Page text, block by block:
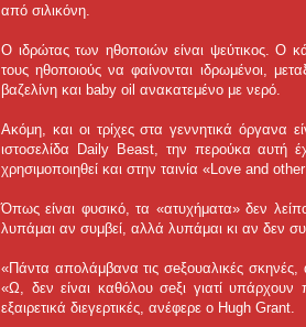
από σιλικόνη.
Ο ιδρώτας των ηθοποιών είναι ψεύτικος. Ο
τους ηθοποιούς να φαίνονται ιδρωμένοι,
βαζελίνη και baby oil ανακατεμένο με νερό.
Ακόμη, και οι τρίχες στα γεννητικά όργανα
ιστοσελίδα Daily Beast, την περούκα αυτή
χρησιμοποιηθεί και στην ταινία «Love and
Όπως είναι φυσικό, τα «ατυχήματα» δεν
λυπάμαι αν συμβεί, αλλά λυπάμαι κι αν δεν
«Πάντα απολάμβανα τις σeξουαλικές σκηνές,
«Ω, δεν είναι καθόλου σeξι γιατί υπάρχουν
εξαιρετικά διεγερτικές, ανέφερε ο Hugh Grant.